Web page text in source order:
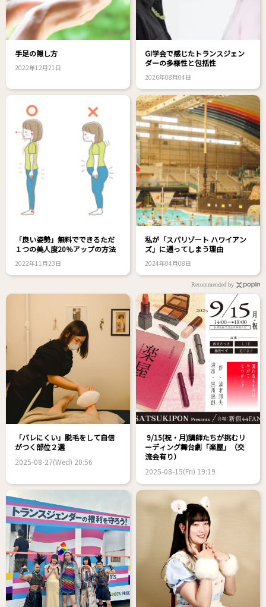
手足の隠し方
2022年12月21日
GI学会で感じたトランスジェン
ダーの多様性と包括性
2026年08月04日
「良い姿勢」無料でできるただ
１つの美人度20％アップの方法
2022年11月23日
私が「スパリゾート ハワイアン
ズ」に通ってしまう理由
2024年04月08日
Recommended by
「バレにくい」脱毛をして自信
がつく部位２選
2025-08-27(Wed) 20:56
9/15(祝・月)講師たちが挑むリ
ーディング舞台劇「楽屋」（交
流会有り）
2025-08-15(Fri) 19:19